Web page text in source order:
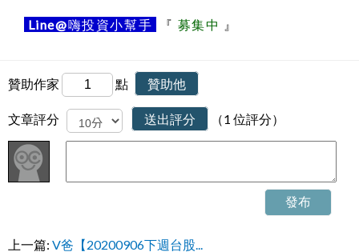
Line@嗨投資小幫手 『 募集中 』
贊助作家 點 贊助他
文章評分 送出評分 （1 位評分）
發布
上一篇: V爸【20200906下週台股...